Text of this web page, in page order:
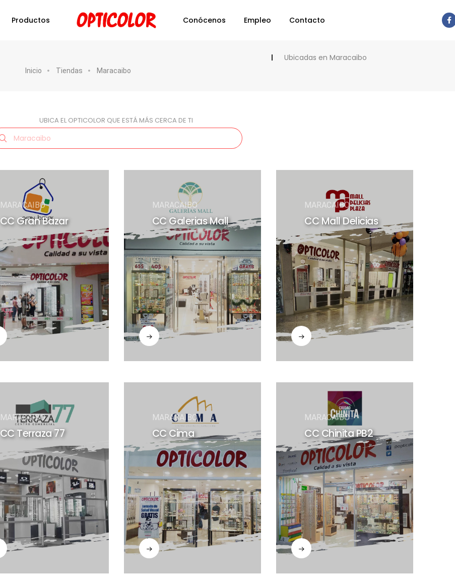
Productos Conócenos Empleo Contacto
Ubicadas en Maracaibo
Inicio Tiendas Maracaibo
UBICA EL OPTICOLOR QUE ESTÁ MÁS CERCA DE TI
MARACAIBO
CC Gran Bazar
MARACAIBO
CC Galerias Mall
MARACAIBO
CC Mall Delicias
MARACAIBO
CC Terraza 77
MARACAIBO
CC Cima
MARACAIBO
CC Chinita PB2